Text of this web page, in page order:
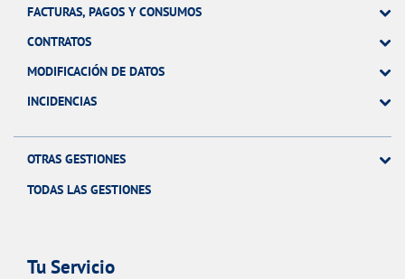
FACTURAS, PAGOS Y CONSUMOS
CONTRATOS
MODIFICACIÓN DE DATOS
INCIDENCIAS
OTRAS GESTIONES
TODAS LAS GESTIONES
Tu Servicio